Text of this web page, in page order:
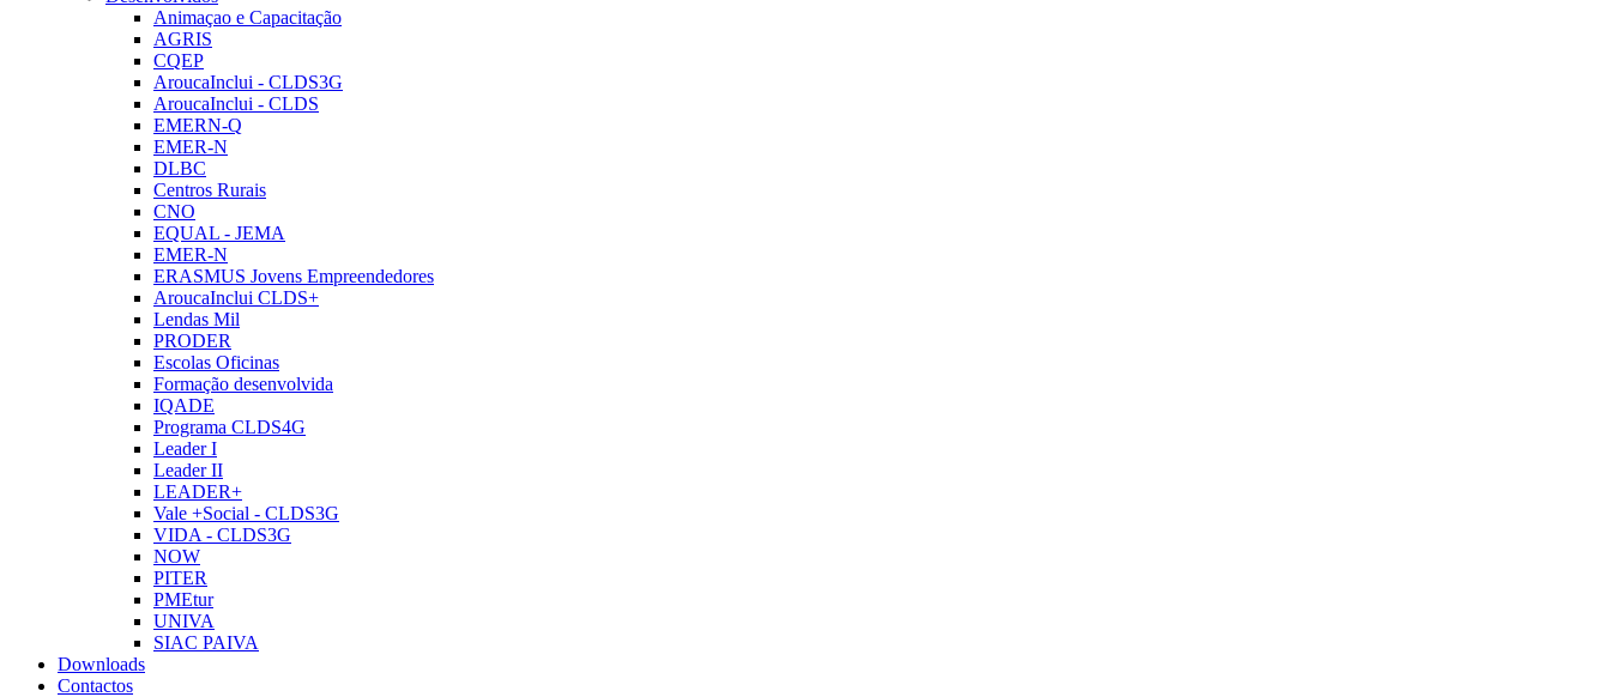
Animaçao e Capacitação
AGRIS
CQEP
AroucaInclui - CLDS3G
AroucaInclui - CLDS
EMERN-Q
EMER-N
DLBC
Centros Rurais
CNO
EQUAL - JEMA
EMER-N
ERASMUS Jovens Empreendedores
AroucaInclui CLDS+
Lendas Mil
PRODER
Escolas Oficinas
Formação desenvolvida
IQADE
Programa CLDS4G
Leader I
Leader II
LEADER+
Vale +Social - CLDS3G
VIDA - CLDS3G
NOW
PITER
PMEtur
UNIVA
SIAC PAIVA
Downloads
Contactos